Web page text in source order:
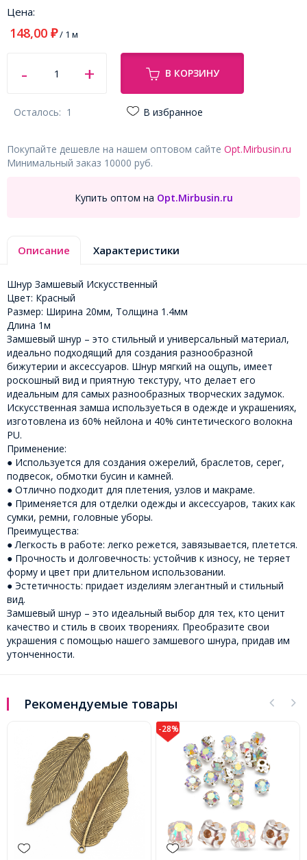
Цена:
148,00 ₽/ 1 м
В КОРЗИНУ
Осталось: 1 В избранное
Покупайте дешевле на нашем оптовом сайте Opt.Mirbusin.ru
Минимальный заказ 10000 руб.
Купить оптом на Opt.Mirbusin.ru
Описание Характеристики
Шнур Замшевый Искусственный
Цвет: Красный
Размер: Ширина 20мм, Толщина 1.4мм
Длина 1м
Замшевый шнур – это стильный и универсальный материал,
идеально подходящий для создания разнообразной
бижутерии и аксессуаров. Шнур мягкий на ощупь, имеет
роскошный вид и приятную текстуру, что делает его
идеальным для самых разнообразных творческих задумок.
Искусственная замша используеться в одежде и украшениях,
изготовлена из 60% нейлона и 40% синтетического волокна
PU.
Применение:
● Используется для создания ожерелий, браслетов, серег,
подвесок, обмотки бусин и камней.
● Отлично подходит для плетения, узлов и макраме.
● Применяется для отделки одежды и аксессуаров, таких как
сумки, ремни, головные уборы.
Преимущества:
● Легкость в работе: легко режется, завязывается, плетется.
● Прочность и долговечность: устойчив к износу, не теряет
форму и цвет при длительном использовании.
● Эстетичность: придает изделиям элегантный и стильный
вид.
Замшевый шнур – это идеальный выбор для тех, кто ценит
качество и стиль в своих творениях. Преобразите свои
украшения с помощью нашего замшевого шнура, придав им
утонченности.
Рекомендуемые товары
-23%